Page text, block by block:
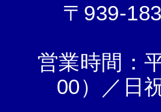
〒939-
営業時間：
00）／日